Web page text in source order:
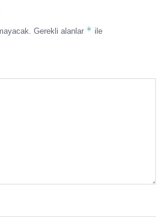
Gerekli alanlar * ile